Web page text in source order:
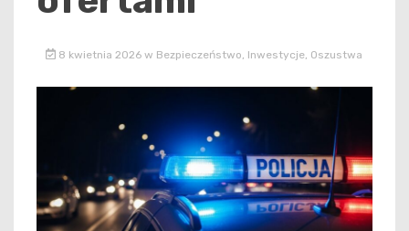
8 kwietnia 2026 w Bezpieczeństwo Inwestycje, Oszustwa